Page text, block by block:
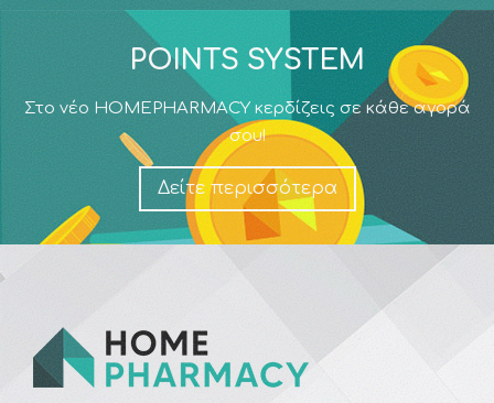
POINTS SYSTEM
Στο νέο HOMEPHARMACY κερδίζεις σε κάθε αγορά
σου!
Δείτε περισσότερα